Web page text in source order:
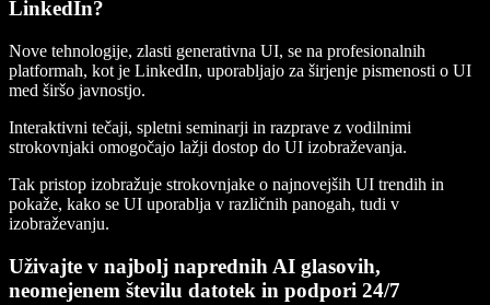
LinkedIn?
Nove tehnologije, zlasti generativna UI, se na profesionalnih
platformah, kot je LinkedIn, uporabljajo za širjenje pismenosti o UI
med širšo javnostjo.
Interaktivni tečaji, spletni seminarji in razprave z vodilnimi
strokovnjaki omogočajo lažji dostop do UI izobraževanja.
Tak pristop izobražuje strokovnjake o najnovejših UI trendih in
pokaže, kako se UI uporablja v različnih panogah, tudi v
izobraževanju.
Uživajte v najbolj naprednih AI glasovih,
neomejenem številu datotek in podpori 24/7